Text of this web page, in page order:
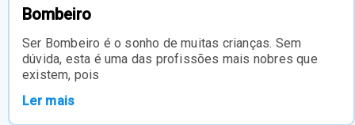
Bombeiro
Ser Bombeiro é o sonho de muitas crianças. Sem
dúvida, esta é uma das profissões mais nobres que
existem, pois
Ler mais